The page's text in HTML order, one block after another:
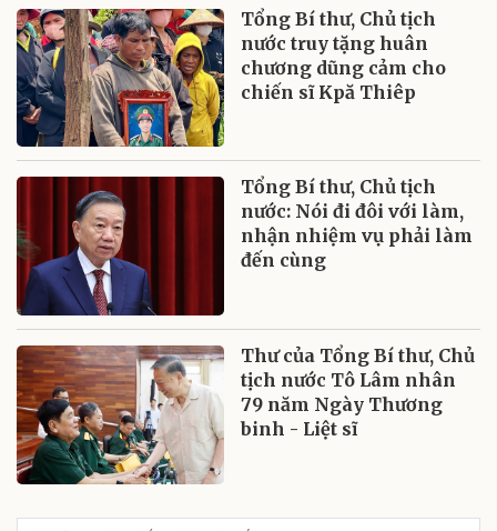
Tổng Bí thư, Chủ tịch
nước truy tặng huân
chương dũng cảm cho
chiến sĩ Kpă Thiêp
Tổng Bí thư, Chủ tịch
nước: Nói đi đôi với làm,
nhận nhiệm vụ phải làm
đến cùng
Thư của Tổng Bí thư, Chủ
tịch nước Tô Lâm nhân
79 năm Ngày Thương
binh - Liệt sĩ